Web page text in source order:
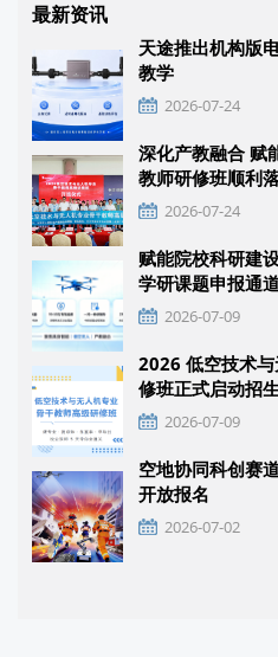
最新资讯
天途推出机构版
教学
2026-07-24
深化产教融合
教师研修班顺利
2026-07-24
赋能院校科研建
学研课题申报通
2026-07-09
2026 低空技术
修班正式启动招
2026-07-09
空地协同科创赛
开放报名
2026-07-02